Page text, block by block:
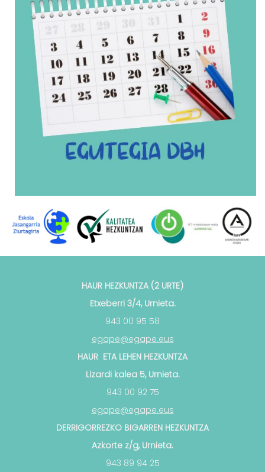
HAUR HEZKUNTZA (2 URTE)
Etxeberri 3/4, Urnieta.
943 00 95 58
egape@egape.eus
HAUR ETA LEHEN HEZKUNTZA
Lizardi kalea 5, Urnieta.
943 00 92 75
egape@egape.eus
DERRIGORREZKO BIGARREN HEZKUNTZA
Azkorte z/g, Urnieta.
943 89 94 25